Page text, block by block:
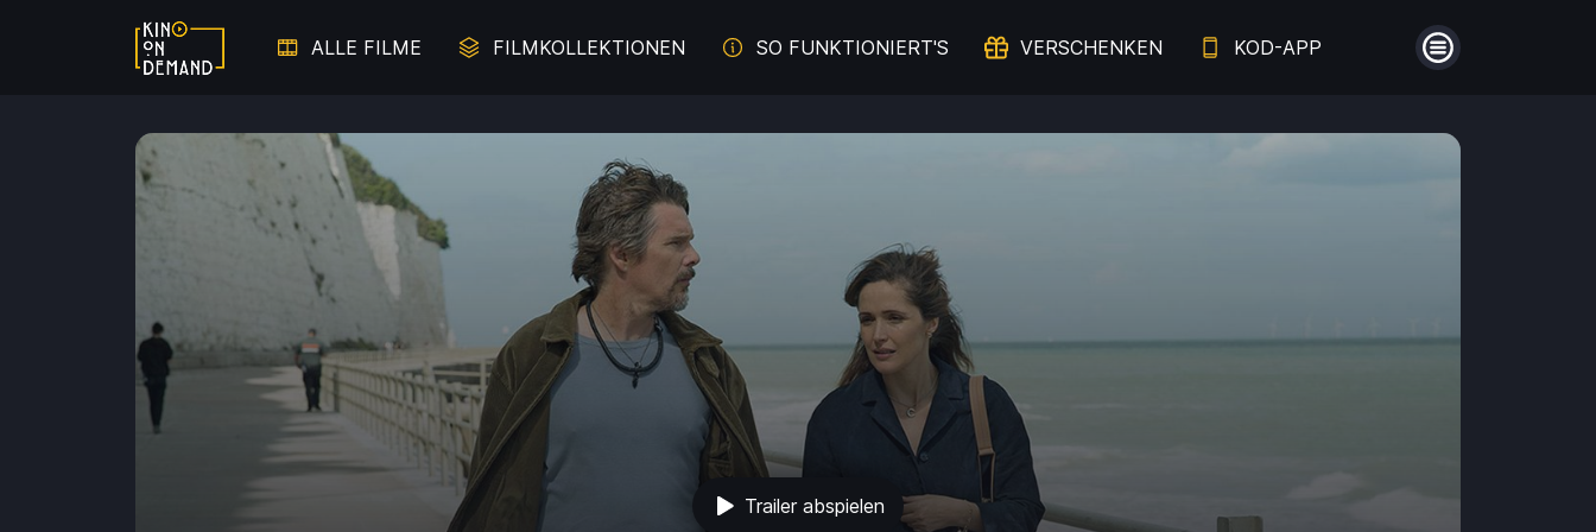
ALLE FILME FILMKOLLEKTIONEN SO FUNKTIONIERT'S VERSCHENKEN KOD-APP
Guthaben
Trailer abspielen